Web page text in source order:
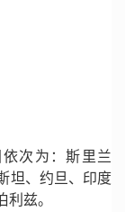
次为：斯里兰
坦、约旦、印度
兹。